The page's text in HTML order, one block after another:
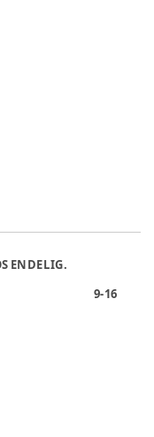
ENDELIG.
9-16